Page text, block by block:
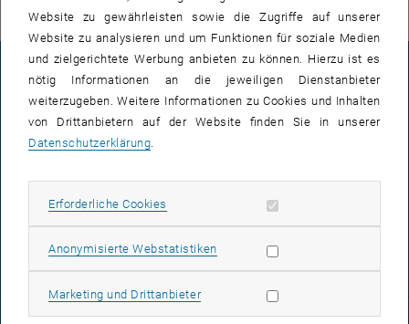
© TU Wien# 94748
IMPRESSUM
DATENSCHUTZERKLÄRUNG (PDF)
Website zu gewährleisten sowie die Zugriffe auf unserer
Website zu analysieren und um Funktionen für soziale Medien
und zielgerichtete Werbung anbieten zu können. Hierzu ist es
nötig Informationen an die jeweiligen Dienstanbieter
weiterzugeben. Weitere Informationen zu Cookies und Inhalten
von Drittanbietern auf der Website finden Sie in unserer
Datenschutzerklärung.
Erforderliche Cookies Erforderliche Cookies zulassen
Anonymisierte WebstatistikenStatistik Cookies zulassen
Marketing und DrittanbieterMarketing Cookies zulassen